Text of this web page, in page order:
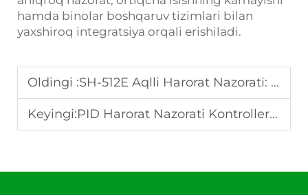
hamda binolar boshqaruv tizimlari bilan
yaxshiroq integratsiya orqali erishiladi.
Oldingi :SH-512E Aqlli Harorat Nazorati: Fullgauge bilan Moslashuvchan Dizaynli Aniqlik va Ishonchlilik
Keyingi:PID Harorat Nazorati Kontrollerini Sozlash: Qadam-qadam Ko'rsatma